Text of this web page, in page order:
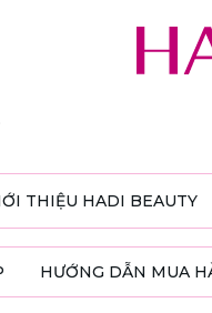
THIỆU HADI BEAUTY
HƯỚNG DẪN MUA